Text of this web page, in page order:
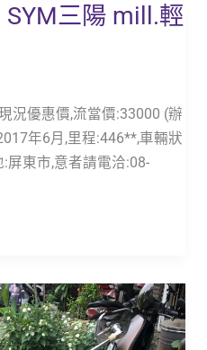
SYM三陽 mill.輕
況優惠價,流當價:33000 (辦
年6月,里程:446**,車輛狀
屏東市,意者請電洽:08-